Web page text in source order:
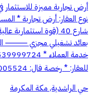
شارع 40 (قوة
خدمة العملاء * 0539999724 – قسم الصيانة * ☎️ الرقم الموحد: 920017364 📩 البريد الإلكتروني:
للعقار: * رخصة فال: 1200005524 🔹 ترخيص الإعلان العقاري: 7200917533 🏢 الصمصام العقاري | عندما تجتمع الخبرة العقارية بالتسويق الذكي
حي الراشدية, مكة المكرمة